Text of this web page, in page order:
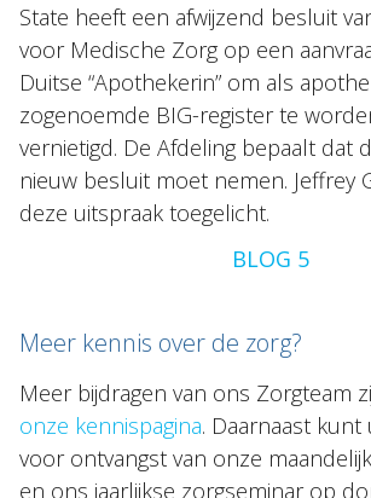
State heeft een afwijzend besluit
voor Medische Zorg op een
Duitse “Apothekerin” om als
zogenoemde BIG-register te
vernietigd. De Afdeling bepaalt dat
nieuw besluit moet nemen. Jeffrey
deze uitspraak toegelicht.
BLOG 5
Meer kennis over de zorg?
Meer bijdragen van ons Zorgteam
onze kennispagina. Daarnaast kunt
voor ontvangst van onze
en ons jaarlijkse zorgseminar op